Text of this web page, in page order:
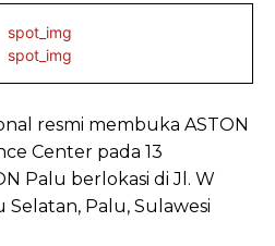
resmi membuka ASTON
Center pada 13
Palu berlokasi di Jl. W
Selatan, Palu, Sulawesi